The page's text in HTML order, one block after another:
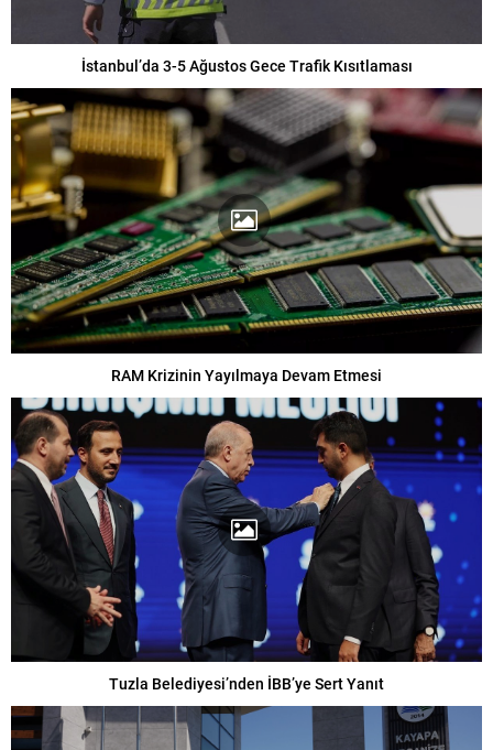
İstanbul’da 3-5 Ağustos Gece Trafik Kısıtlaması
RAM Krizinin Yayılmaya Devam Etmesi
Tuzla Belediyesi’nden İBB’ye Sert Yanıt